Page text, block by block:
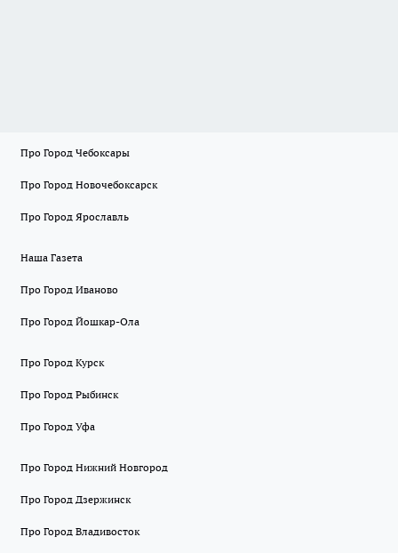
Про Город Чебоксары
Про Город Новочебоксарск
Про Город Ярославль
Наша Газета
Про Город Иваново
Про Город Йошкар-Ола
Про Город Курск
Про Город Рыбинск
Про Город Уфа
Про Город Нижний Новгород
Про Город Дзержинск
Про Город Владивосток